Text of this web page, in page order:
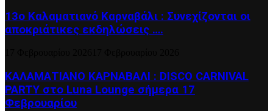
13ο Καλαματιανό Καρναβάλι : Συνεχίζονται οι
αποκριάτικες εκδηλώσεις ….
ΚΑΛΑΜΑΤΙΑΝΟ ΚΑΡΝΑΒΑΛΙ : DISCO CARNIVAL
PARTY στο Luna Lounge σήμερα 17
Φεβρουαρίου